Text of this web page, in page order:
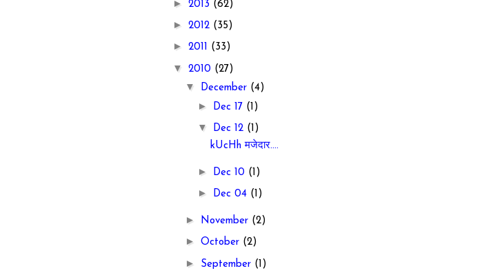
► 2013 (62)
► 2012 (35)
► 2011 (33)
▼ 2010 (27)
▼ December (4)
► Dec 17 (1)
▼ Dec 12 (1)
kUcHh मजेदार....
► Dec 10 (1)
► Dec 04 (1)
► November (2)
► October (2)
► September (1)